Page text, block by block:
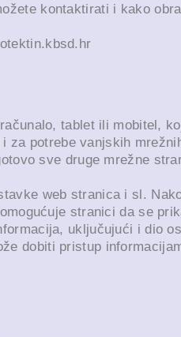
kontaktirati i kako
tablet ili mobitel,
potrebe vanjskih
sve druge mrežne
web stranica i sl.
stranici da se
uključujući i dio
dobiti pristup